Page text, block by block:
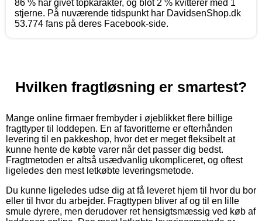
86 % har givet topkarakter, og blot 2 % kvitterer med 1
stjerne. På nuværende tidspunkt har DavidsenShop.dk
53.774 fans på deres Facebook-side.
Hvilken fragtløsning er smartest?
Mange online firmaer frembyder i øjeblikket flere billige
fragttyper til loddepen. En af favoritterne er efterhånden
levering til en pakkeshop, hvor det er meget fleksibelt at
kunne hente de købte varer når det passer dig bedst.
Fragtmetoden er altså usædvanlig ukompliceret, og oftest
ligeledes den mest letkøbte leveringsmetode.
Du kunne ligeledes udse dig at få leveret hjem til hvor du bor
eller til hvor du arbejder. Fragttypen bliver af og til en lille
smule dyrere, men derudover ret hensigtsmæssig ved køb af